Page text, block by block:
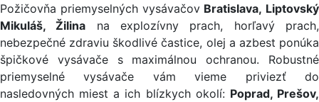
Požičovňa priemyselných vysávačov Bratislava, Liptovský
Mikuláš, Žilina na explozívny prach, horľavý prach,
nebezpečné zdraviu škodlivé častice, olej a azbest ponúka
špičkové vysávače s maximálnou ochranou. Robustné
priemyselné vysávače vám vieme priviezť do
nasledovných miest a ich blízkych okolí: Poprad, Prešov,